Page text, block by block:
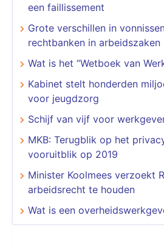
een faillissement
Grote verschillen in
rechtbanken in arbeidszaken
Wat is het “Wetboek van
Kabinet stelt honderden
voor jeugdzorg
Schijf van vijf voor
MKB: Terugblik op het
vooruitblik op 2019
Minister Koolmees verzoekt
arbeidsrecht te houden
Wat is een